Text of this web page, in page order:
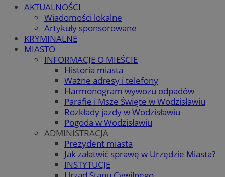
AKTUALNOŚCI
Wiadomości lokalne
Artykuły sponsorowane
KRYMINALNE
MIASTO
INFORMACJE O MIEŚCIE
Historia miasta
Ważne adresy i telefony
Harmonogram wywozu odpadów
Parafie i Msze Święte w Wodzisławiu
Rozkłady jazdy w Wodzisławiu
Pogoda w Wodzisławiu
ADMINISTRACJA
Prezydent miasta
Jak załatwić sprawę w Urzędzie Miasta?
INSTYTUCJE